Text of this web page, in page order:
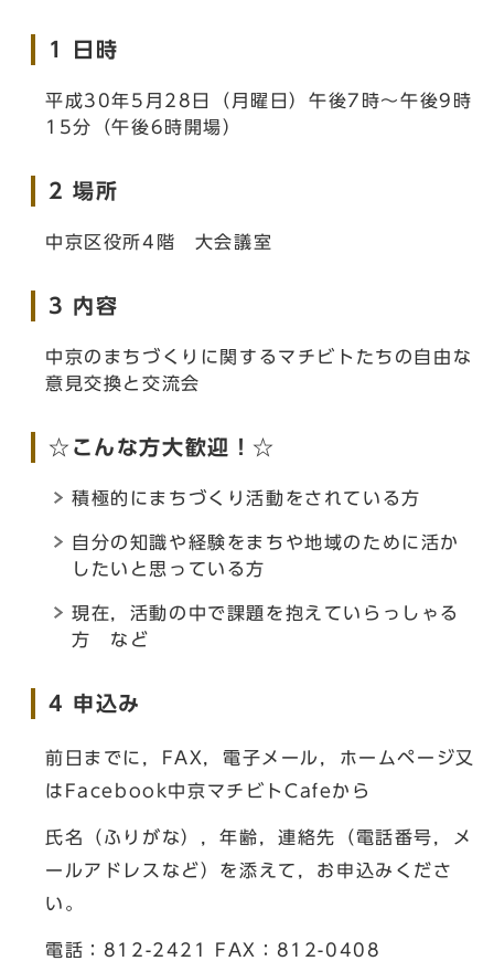
1 日時
平成30年5月28日（月曜日）午後7時～午後9時
15分（午後6時開場）
2 場所
中京区役所4階 大会議室
3 内容
中京のまちづくりに関するマチビトたちの自由な
意見交換と交流会
☆こんな方大歓迎！☆
積極的にまちづくり活動をされている方
自分の知識や経験をまちや地域のために活か
したいと思っている方
現在，活動の中で課題を抱えていらっしゃる
方 など
4 申込み
前日までに，FAX，電子メール，ホームページ又
はFacebook中京マチビトCafeから
氏名（ふりがな），年齢，連絡先（電話番号，メ
ールアドレスなど）を添えて，お申込みくださ
い。
電話：812-2421 FAX：812-0408